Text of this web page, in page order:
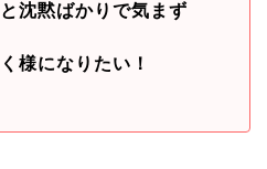
沈黙ばかりで気まず
様になりたい！